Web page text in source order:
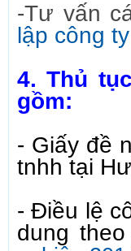
-Tư vấn
lập công
4. Thủ
gồm:
- Giấy đề
tnhh tại
- Điều lệ
dung